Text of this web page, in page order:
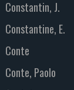
Constantin, J.
Constantine, E.
Conte
Conte, Paolo